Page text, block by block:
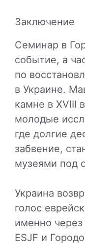
Заключение
Семинар в
событие, а
по
в Украине.
камне в XVIII
молодые
где долгие
забвение,
музеями под
Украина
голос
именно через
ESJF и